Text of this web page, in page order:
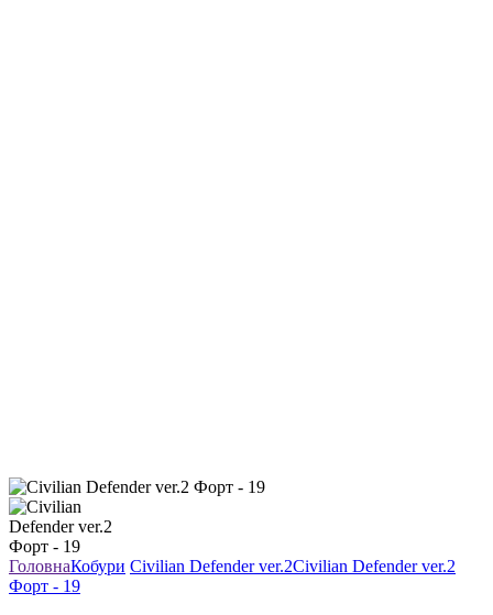
ГоловнаКобури Civilian Defender ver.2Civilian Defender ver.2
Форт - 19